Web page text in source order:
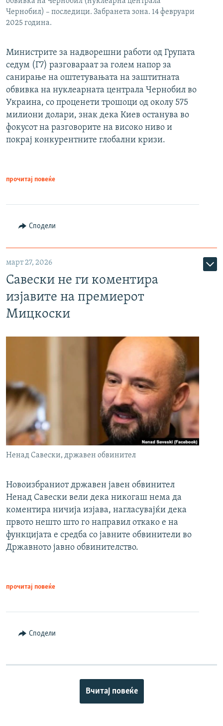
Чернобил) – последици. Забранета зона. 14 февруари
2025 година.
Министрите за надворешни работи од Групата
седум (Г7) разговараат за голем напор за
санирање на оштетувањата на заштитната
обвивка на нуклеарната централа Чернобил во
Украина, со проценети трошоци од околу 575
милиони долари, знак дека Киев останува во
фокусот на разговорите на високо ниво и
покрај конкурентните глобални кризи.
прочитај повеќе
Сподели
март 27, 2026
Савески не ги коментира
изјавите на премиерот
Мицкоски
Ненад Савески, државен обвинител
Новоизбраниот државен јавен обвинител
Ненад Савески вели дека никогаш нема да
коментира ничија изјава, нагласувајќи дека
првото нешто што го направил откако е на
функцијата е средба со јавните обвинители во
Државното јавно обвинителство.
прочитај повеќе
Сподели
Вчитај повеќе